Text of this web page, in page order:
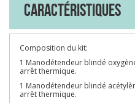
Caractéristiques
Composition du kit:
1 Manodétendeur blindé
arrêt thermique.
1 Manodétendeur blindé
arrêt thermique.